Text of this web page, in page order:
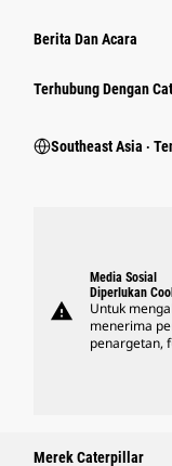
Berita Dan Acara
Terhubung Dengan Cat
Southeast Asia ‧
warning
Media Sosial
Diperlukan
Untuk
menerima
penargetan,
Merek Caterpillar